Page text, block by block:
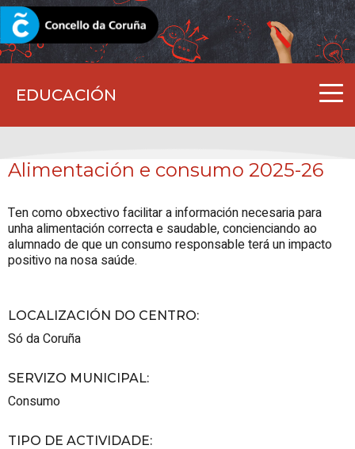
EDUCACIÓN
CORUNA.GAL
Alimentación e consumo 2025-26
Ten como obxectivo facilitar a información necesaria para
unha alimentación correcta e saudable, concienciando ao
alumnado de que un consumo responsable terá un impacto
positivo na nosa saúde.
LOCALIZACIÓN DO CENTRO:
Só da Coruña
SERVIZO MUNICIPAL:
Consumo
TIPO DE ACTIVIDADE: